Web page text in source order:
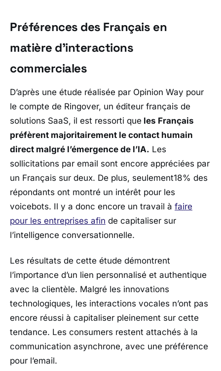
Préférences des Français en
matière d’interactions
commerciales
D’après une étude réalisée par Opinion Way pour
le compte de Ringover, un éditeur français de
solutions SaaS, il est ressorti que les Français
préfèrent majoritairement le contact humain
direct malgré l’émergence de l’IA. Les
sollicitations par email sont encore appréciées par
un Français sur deux. De plus, seulement18% des
répondants ont montré un intérêt pour les
voicebots. Il y a donc encore un travail à faire
pour les entreprises afin de capitaliser sur
l’intelligence conversationnelle.
Les résultats de cette étude démontrent
l’importance d’un lien personnalisé et authentique
avec la clientèle. Malgré les innovations
technologiques, les interactions vocales n’ont pas
encore réussi à capitaliser pleinement sur cette
tendance. Les consumers restent attachés à la
communication asynchrone, avec une préférence
pour l’email.